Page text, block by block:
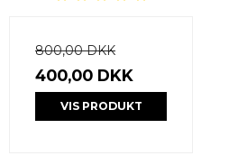
800,00 DKK
400,00 DKK
VIS PRODUKT